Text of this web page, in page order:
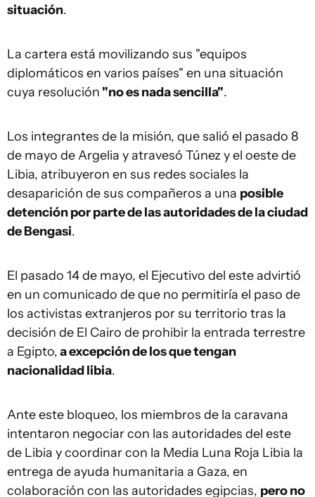
situación.
La cartera está movilizando sus "equipos
diplomáticos en varios países" en una situación
cuya resolución "no es nada sencilla".
Los integrantes de la misión, que salió el pasado 8
de mayo de Argelia y atravesó Túnez y el oeste de
Libia, atribuyeron en sus redes sociales la
desaparición de sus compañeros a una posible
detención por parte de las autoridades de la ciudad
de Bengasi.
El pasado 14 de mayo, el Ejecutivo del este advirtió
en un comunicado de que no permitiría el paso de
los activistas extranjeros por su territorio tras la
decisión de El Cairo de prohibir la entrada terrestre
a Egipto,a excepción de los que tengan
nacionalidad libia.
Ante este bloqueo, los miembros de la caravana
intentaron negociar con las autoridades del este
de Libia y coordinar con la Media Luna Roja Libia la
entrega de ayuda humanitaria a Gaza, en
colaboración con las autoridades egipcias, pero no